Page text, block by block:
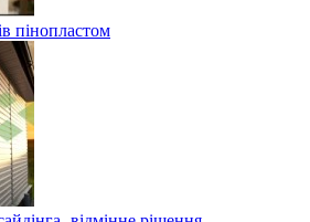
пінопластом